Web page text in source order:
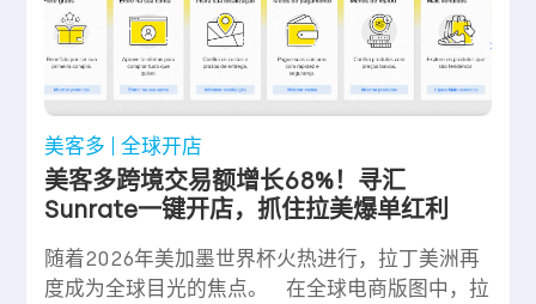
美客多 全球开店
美客多跨境交易额增长68%！寻汇
Sunrate一键开店，抓住拉美爆单红利
随着2026年美加墨世界杯火热进行，拉丁美洲再
度成为全球目光的焦点。 在全球电商版图中，拉